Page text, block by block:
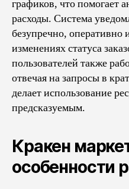
графиков, что помогает
расходы. Система
безупречно,
изменениях статуса
пользователей также
отвечая на запросы в
делает использование
предсказуемым.
Кракен
особенности